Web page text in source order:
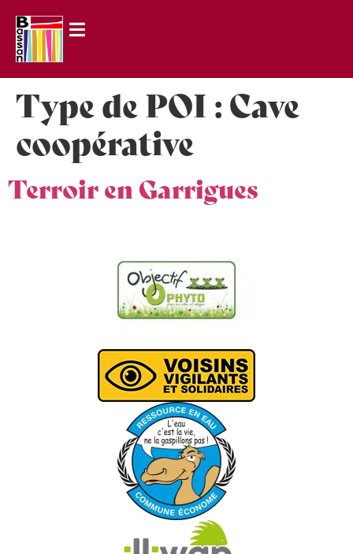
principal
Type de POI :Cave
coopérative
Terroir en Garrigues